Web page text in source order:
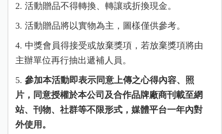
2. 活動贈品不得轉換、轉讓或折換現金。
3. 活動贈品將以實物為主，圖樣僅供參考。
4. 中獎會員得接受或放棄獎項，若放棄獎項將由
主辦單位再行抽出遞補人員。
5. 參加本活動即表示同意上傳之心得內容、照
片，同意授權於本公司及合作品牌廠商刊載至網
站、刊物、社群等不限形式，媒體平台一年內對
外使用。